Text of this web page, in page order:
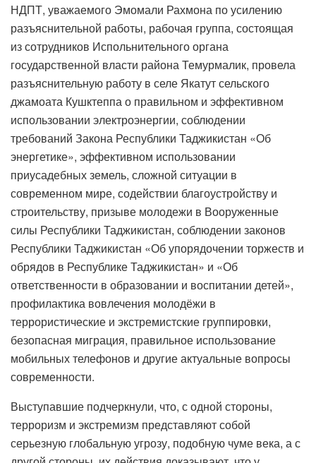
НДПТ, уважаемого Эмомали Рахмона по усилению
разъяснительной работы, рабочая группа, состоящая
из сотрудников Испольнительного органа
государственной власти района Темурмалик, провела
разъяснительную работу в селе Якатут сельского
джамоата Кушктеппа о правильном и эффективном
использовании электроэнергии, соблюдении
требований Закона Республики Таджикистан «Об
энергетике», эффективном использовании
приусадебных земель, сложной ситуации в
современном мире, содействии благоустройству и
строительству, призыве молодежи в Вооруженные
силы Республики Таджикистан, соблюдении законов
Республики Таджикистан «Об упорядочении торжеств и
обрядов в Республике Таджикистан» и «Об
ответственности в образовании и воспитании детей»,
профилактика вовлечения молодёжи в
террористические и экстремистские группировки,
безопасная миграция, правильное использование
мобильных телефонов и другие актуальные вопросы
современности.
Выступавшие подчеркнули, что, с одной стороны,
терроризм и экстремизм представляют собой
серьезную глобальную угрозу, подобную чуме века, а с